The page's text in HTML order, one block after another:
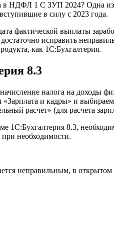
в НДФЛ 1 C ЗУП 2024? Одна
в силу с 2023 года.
фактической выплаты
исправить
как 1C:Бухгалтерия.
8.3
налога на доходы
и кадры» и
расчет» (для расчета
1С:Бухгалтерия 8.3,
необходимости.
неправильным, в